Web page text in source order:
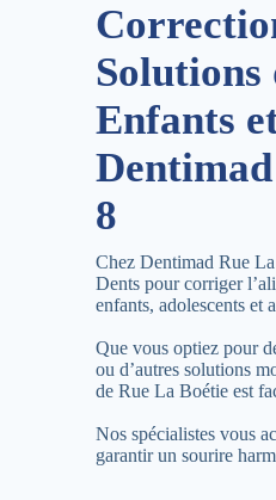
Enfants
8
Chez Dentimad Rue
Dents pour corriger
enfants, adolescents et
Que vous optiez pour
ou d’autres solutions
de Rue La Boétie est
Nos spécialistes vous
garantir un sourire